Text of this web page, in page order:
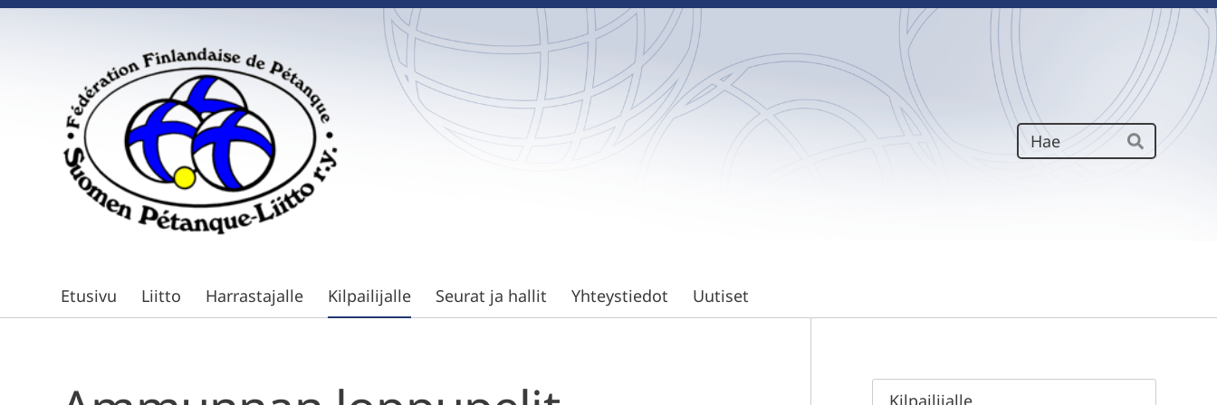
Suomen Petanque-Liitto
Haku
Hae
Etusivu Liitto Harrastajalle Kilpailijalle Seurat ja hallit Yhteystiedot Uutiset